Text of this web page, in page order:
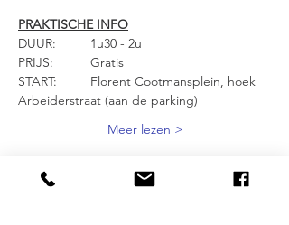
PRAKTISCHE INFO
DUUR: 	1u30 - 2u
PRIJS: 	Gratis
START: 	Florent Cootmansplein, hoek
Arbeiderstraat (aan de parking)
Meer lezen >